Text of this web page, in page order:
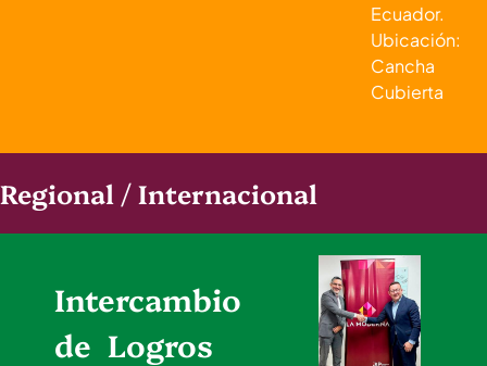
Ecuador.
Ubicación:
Cancha
Cubierta
Regional / Internacional
Intercambio
de Logros